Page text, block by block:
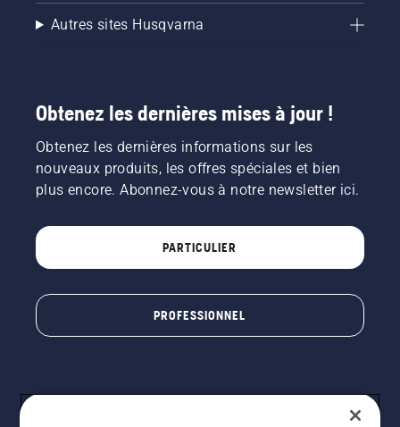
Autres sites Husqvarna
Obtenez les dernières mises à jour !
Obtenez les dernières informations sur les
nouveaux produits, les offres spéciales et bien
plus encore. Abonnez-vous à notre newsletter ici.
PARTICULIER
PROFESSIONNEL